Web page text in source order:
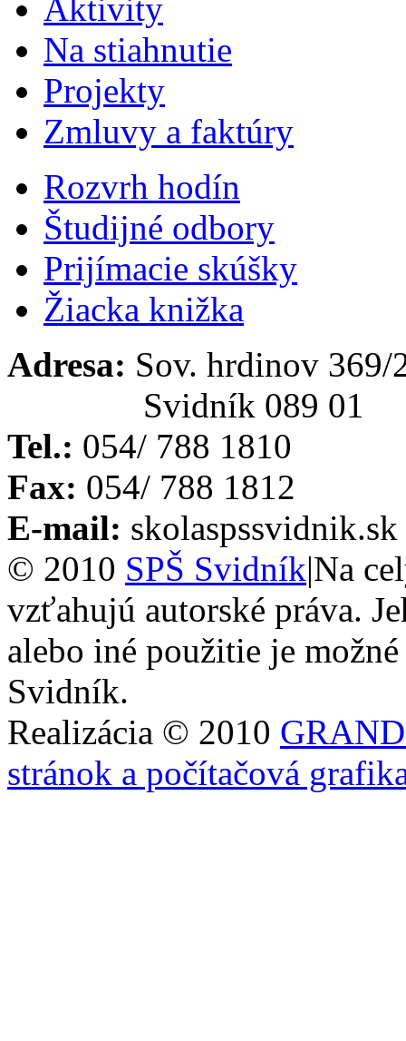
Aktivity
Na stiahnutie
Projekty
Zmluvy a faktúry
Rozvrh hodín
Študijné odbory
Prijímacie skúšky
Žiacka knižka
Adresa: Sov. hrdinov 369/
Svidník 089 01
Tel.: 054/ 788 1810
Fax: 054/ 788 1812
E-mail: skolaspssvidnik.sk
© 2010 SPŠ Svidník|Na
vzťahujú autorské práva.
alebo iné použitie je
Svidník.
Realizácia © 2010
stránok a počítačová